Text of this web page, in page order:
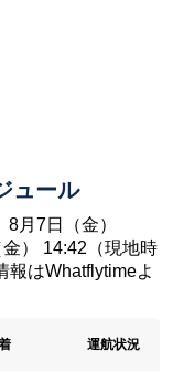
ュール
月7日（金）
） 14:42（現地時
報はWhatflytimeよ
運航状況